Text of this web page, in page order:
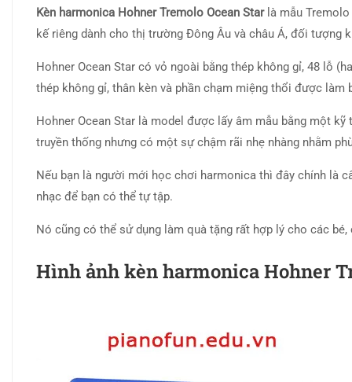
Kèn harmonica Hohner Tremolo Ocean Starlà mẫu Tremolo
kế riêng dành cho thị trường Đông Âu và châu Á, đối
Hohner Ocean Star có vỏ ngoài bằng thép không gỉ, 48 lỗ
thép không gỉ, thân kèn và phần chạm miệng thổi được làm
Hohner Ocean Star là model được lấy âm mẫu bằng một
truyền thống nhưng có một sự chậm rãi nhẹ nhàng nhằm
Nếu bạn là người mới học chơi harmonica thì đây chính là
nhạc để bạn có thể tự tập.
Nó cũng có thể sử dụng làm quà tặng rất hợp lý cho các
Hình ảnh kèn harmonica Hohner